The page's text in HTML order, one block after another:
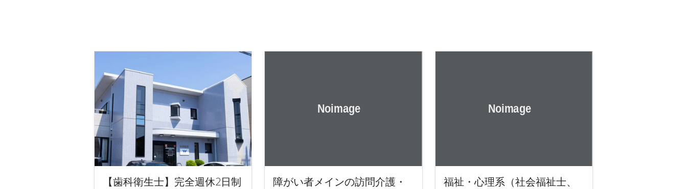
【歯科衛生士】完全週休2日制
障がい者メインの訪問介護・
福祉・心理系（社会福祉士、